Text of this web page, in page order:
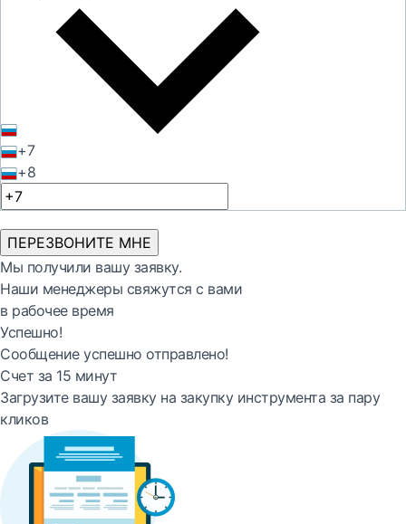
+7
+8
ПЕРЕЗВОНИТЕ МНЕ
Мы получили вашу заявку.
Наши менеджеры свяжутся с вами
в рабочее время
Успешно!
Сообщение успешно отправлено!
Счет за 15 минут
Загрузите вашу заявку на закупку инструмента за пару
кликов